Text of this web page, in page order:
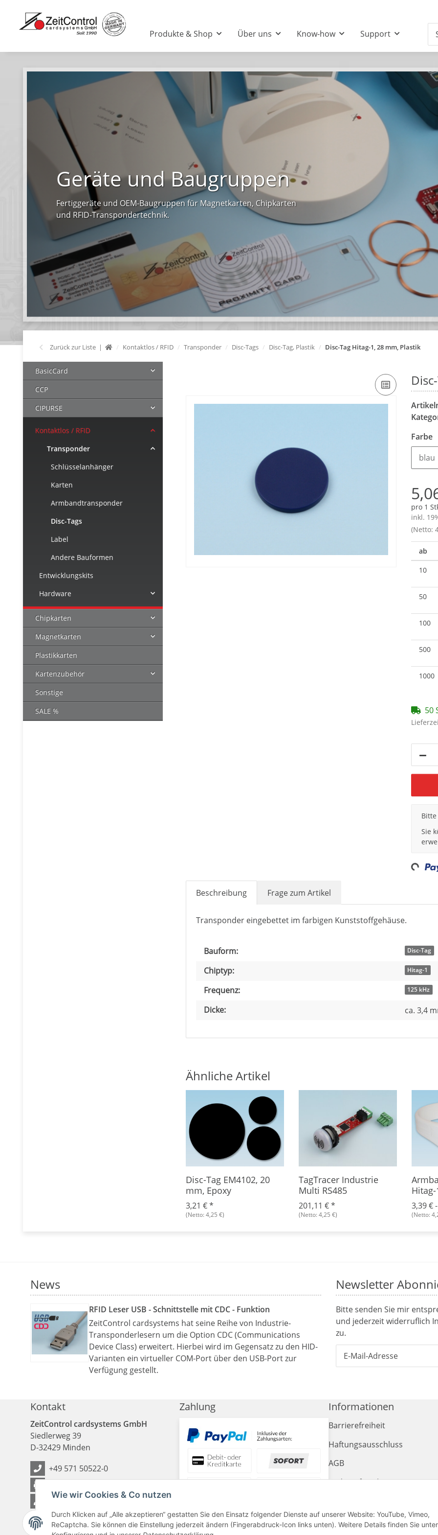
Wie wir Cookies & Co nutzen
Durch Klicken auf „Alle akzeptieren“ gestatten Sie den Einsatz folgender Dienste auf unserer Website: YouTube, Vimeo,
ReCaptcha. Sie können die Einstellung jederzeit ändern (Fingerabdruck-Icon links unten). Weitere Details finden Sie unter
Produkte & Shop Über uns Know-how Support
Geräte und Baugruppen
Fertiggeräte und OEM-Baugruppen für Magnetkarten, Chipkarten
und RFID-Transpondertechnik.
Zurück zur Liste Kontaktlos / RFID Transponder Disc-Tags Disc-Tag, Plastik Disc-Tag Hitag-1, 28 mm, Plastik
Farbe
blau
pro 1
inkl.
(Netto:
ab
10
50
100
500
1000
50
x
Sie
Loading...
Beschreibung Frage zum Artikel
Transponder eingebettet im farbigen Kunststoffgehäuse.
Produkteigenschaft
Wert
Bauform: Disc-Tag
Chiptyp: Hitag-1
Frequenz: 125 kHz
Dicke: ca. 3,4
Ähnliche Artikel
Disc-Tag EM4102, 20
mm, Epoxy
3,21 €*
(Netto: 4,25 €)
TagTracer Industrie
Multi RS485
201,11 €*
(Netto: 4,25 €)
3,39 €
(Netto:
BasicCard
CCP
CIPURSE
Kontaktlos / RFID
Transponder
Schlüsselanhänger
Karten
Armbandtransponder
Disc-Tags
Label
Andere Bauformen
Entwicklungskits
Hardware
Chipkarten
Magnetkarten
Plastikkarten
Kartenzubehör
Sonstige
SALE %
News
RFID Leser USB - Schnittstelle mit CDC - Funktion
ZeitControl cardsystems hat seine Reihe von Industrie-
Transponderlesern um die Option CDC (Communications
Device Class) erweitert. Hierbei wird im Gegensatz zu den HID-
Varianten ein virtueller COM-Port über den USB-Port zur
Verfügung gestellt.
Newsletter
Bitte senden Sie mir
und jederzeit widerruflich
zu.
Kontakt
ZeitControl cardsystems GmbH
Siedlerweg 39
D-32429 Minden
+49 571 50522-0
Kontakt
Zahlung Informationen
Barrierefreiheit
Haftungsausschluss
AGB
Widerrufsrecht
Impressum